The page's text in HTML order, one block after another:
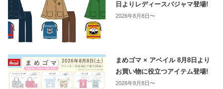
日よりレディースパジャマ登場!
2026年8月8日〜
まめゴマ × アベイル 8月8日より
お買い物に役立つアイテム登場!
2026年8月8日〜